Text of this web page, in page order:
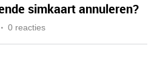
simkaart annuleren?
0 reacties